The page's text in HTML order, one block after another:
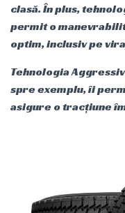
clasă. În plus,
permit o
optim, inclusiv pe
Tehnologia
spre exemplu, îi
asigure o tracțiune